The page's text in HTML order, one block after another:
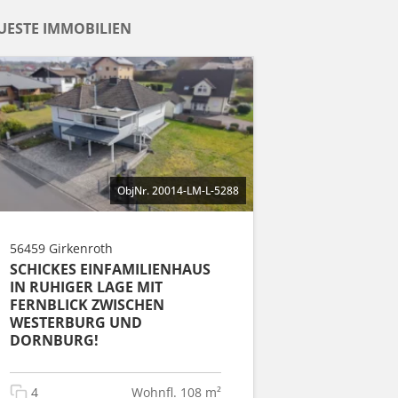
IMMOBILIEN
ObjNr. 20014-LM-L-5288
56459 Girkenroth
SCHICKES EINFAMILIENHAUS
IN RUHIGER LAGE MIT
FERNBLICK ZWISCHEN
WESTERBURG UND
DORNBURG!
4 Wohnfl. 108 m²